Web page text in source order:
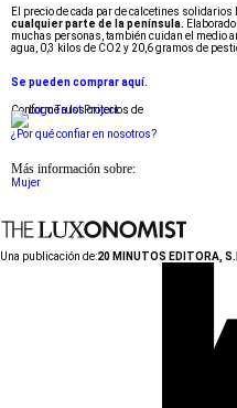
El precio de cada par de calcetines
cualquier parte de la península.
muchas personas, también cuidan el medio
agua, 0,3 kilos de CO2 y 20,6 gramos de
Se pueden comprar aquí.
Conforme a los criterios de
¿Por qué confiar en nosotros?
Más información sobre:
Mujer
Una publicación de:20 MINUTOS EDITORA,